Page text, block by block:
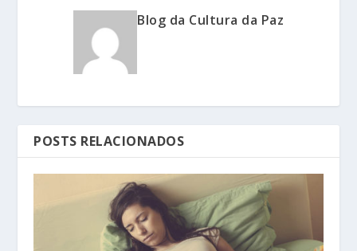
Blog da Cultura da Paz
POSTS RELACIONADOS